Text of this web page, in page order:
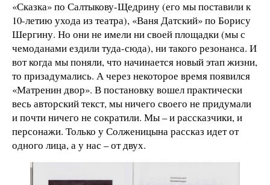
«Сказка» по Салтыкову-Щедрину (его мы поставили к
10-летию ухода из театра), «Ваня Датский» по Борису
Шергину. Но они не имели ни своей площадки (мы с
чемоданами ездили туда-сюда), ни такого резонанса. И
вот когда мы поняли, что начинается новый этап жизни,
то призадумались. А через некоторое время появился
«Матренин двор». В постановку вошел практически
весь авторский текст, мы ничего своего не придумали
и почти ничего не сократили. Мы – и рассказчики, и
персонажи. Только у Солженицына рассказ идет от
одного лица, а у нас – от двух.